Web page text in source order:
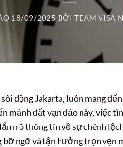
18/09/2025 BỞITEAM VISA
động Jakarta, luôn mang
mảnh đất vạn đảo này, việc
rõ thông tin về sự chênh
bỡ ngỡ và tận hưởng trọn vẹn